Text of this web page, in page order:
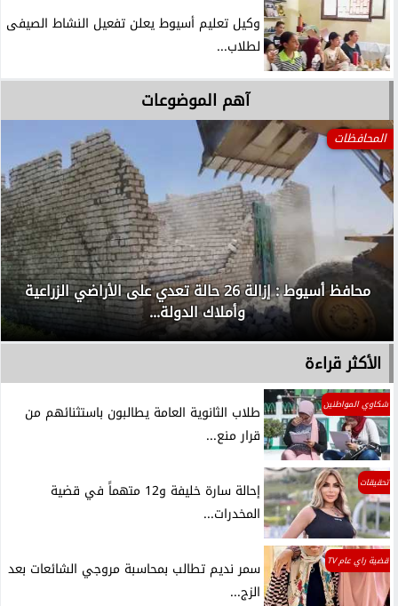
وكيل تعليم أسيوط يعلن تفعيل النشاط الصيفى
لطلاب...
آهم الموضوعات
المحافظات
محافظ أسيوط : إزالة 26 حالة تعدي على الأراضي الزراعية
وأملاك الدولة...
الأكثر قراءة
شكاوي المواطنين
طلاب الثانوية العامة يطالبون باستثنائهم من
قرار منع...
تحقيقات
إحالة سارة خليفة و12 متهماً في قضية
المخدرات...
قضية راي عام TV
سمر نديم تطالب بمحاسبة مروجي الشائعات بعد
الزج...